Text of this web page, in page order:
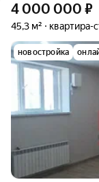
4 000 000 ₽
45,3 м² квартира-
новостройка